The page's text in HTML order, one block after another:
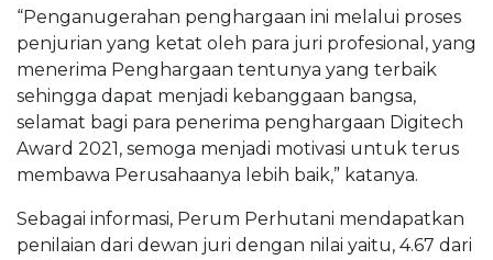
“Penganugerahan penghargaan ini melalui proses
penjurian yang ketat oleh para juri profesional, yang
menerima Penghargaan tentunya yang terbaik
sehingga dapat menjadi kebanggaan bangsa,
selamat bagi para penerima penghargaan Digitech
Award 2021, semoga menjadi motivasi untuk terus
membawa Perusahaanya lebih baik,” katanya.
Sebagai informasi, Perum Perhutani mendapatkan
penilaian dari dewan juri dengan nilai yaitu, 4.67 dari